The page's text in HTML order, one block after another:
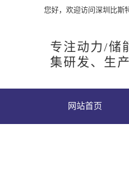
您好，欢迎访问深圳比斯
专注动力/储
集研发、生
网站首页